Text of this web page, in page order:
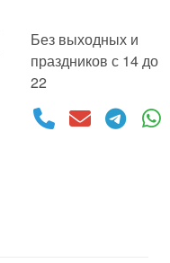
Без выходных и
праздников с 14 до
22